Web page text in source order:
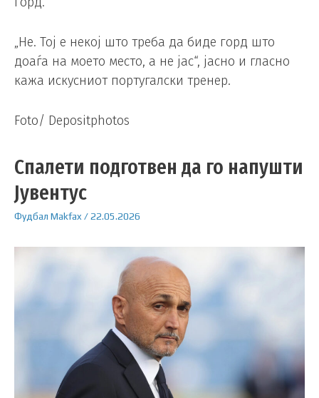
„Не. Тој е некој што треба да биде горд што
доаѓа на моето место, а не јас“, јасно и гласно
кажа искусниот португалски тренер.
Foto/ Depositphotos
Спалети подготвен да го напушти
Јувентус
Фудбал Makfax /22.05.2026